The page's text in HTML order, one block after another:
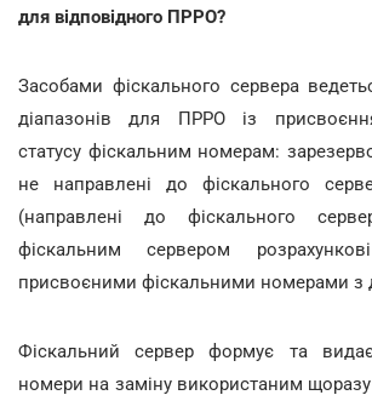
для відповідного ПРРО?
Засобами фіскального сервера
діапазонів для ПРРО із
статусу фіскальним номерам:
не направлені до фіскального
(направлені до фіскального
фіскальним сервером
присвоєними фіскальними номерами з
Фіскальний сервер формує та
номери на заміну використаним